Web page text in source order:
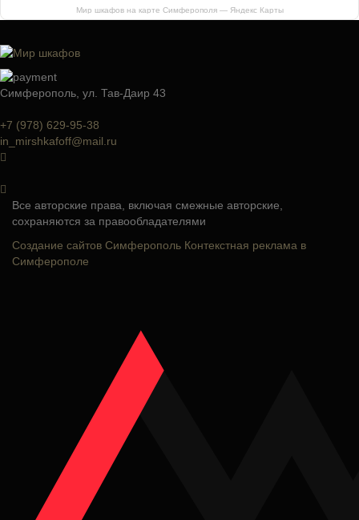
Мир шкафов на карте Симферополя — Яндекс Карты
Симферополь, ул. Тав-Даир 43
+7 (978) 629-95-38
in_mirshkafoff@mail.ru
Все авторские права, включая смежные авторские,
сохраняются за правообладателями
Создание сайтов Симферополь Контекстная реклама в
Симферополе